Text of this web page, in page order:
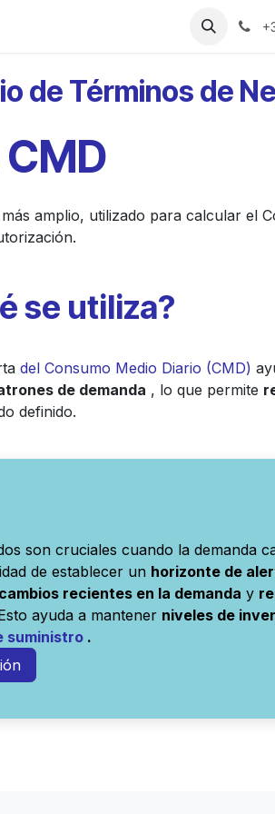
Sobre Nosotros
de Términos de
amplio, utilizado para calcular el
se utiliza?
del Consumo Medio Diario (CMD)
de demanda , lo que permite
definido.
son cruciales cuando la demanda
de establecer un horizonte de
recientes en la demanda y
ayuda a mantener niveles de
suministro .